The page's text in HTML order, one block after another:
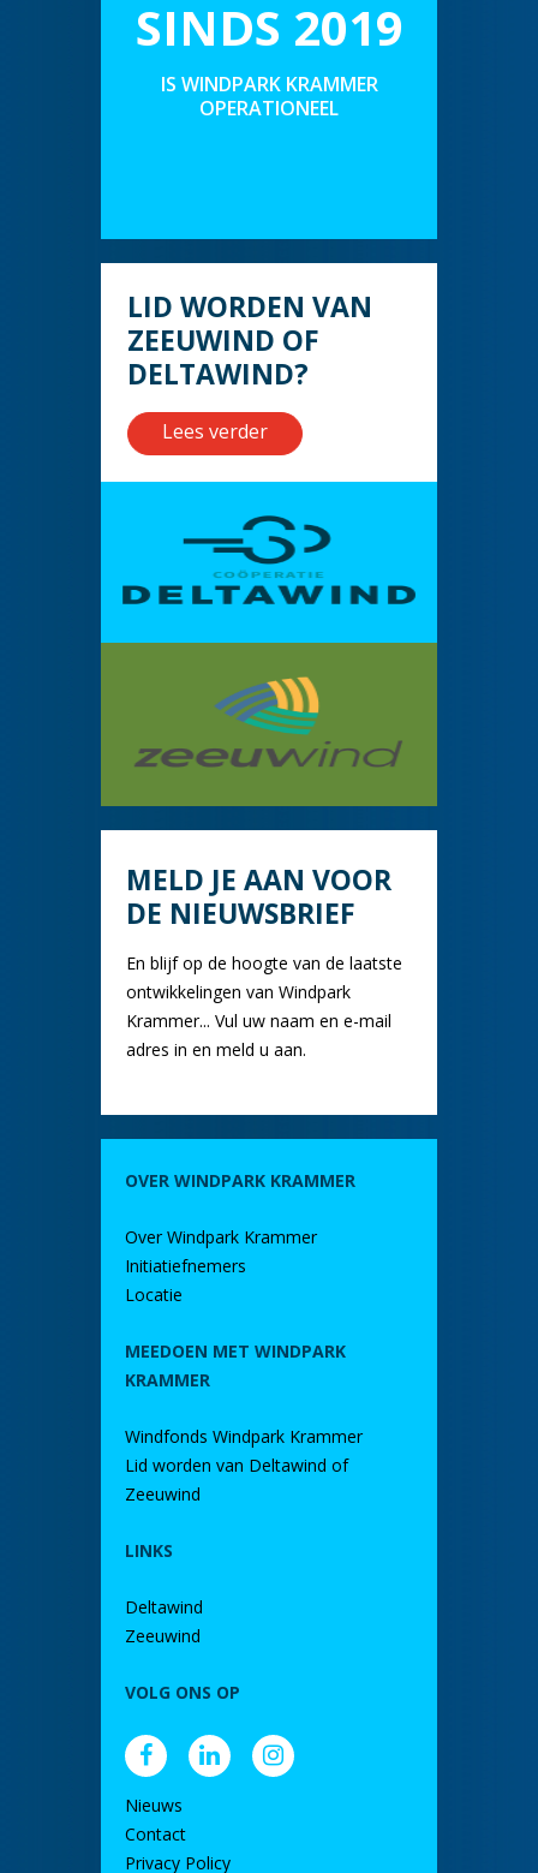
SINDS 2019
IS WINDPARK KRAMMER
OPERATIONEEL
LID WORDEN VAN
ZEEUWIND OF
DELTAWIND?
Lees verder
MELD JE AAN VOOR
DE NIEUWSBRIEF
En blijf op de hoogte van de laatste
ontwikkelingen van Windpark
Krammer... Vul uw naam en e-mail
adres in en meld u aan.
OVER WINDPARK KRAMMER
Over Windpark Krammer
Initiatiefnemers
Locatie
MEEDOEN MET WINDPARK
KRAMMER
Windfonds Windpark Krammer
Lid worden van Deltawind of
Zeeuwind
LINKS
Deltawind
Zeeuwind
VOLG ONS OP
Nieuws
Contact
Privacy Policy